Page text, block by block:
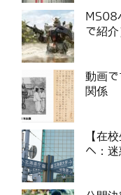
MS08
で紹介
動画
関係
【在
へ：